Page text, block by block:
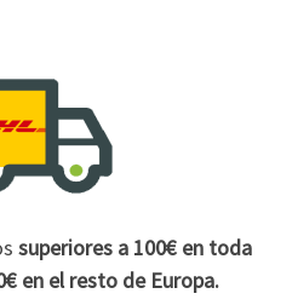
superiores a 100€ en toda
en el resto de Europa.